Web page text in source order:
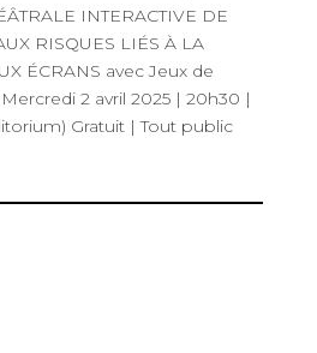
INTERACTIVE DE
RISQUES LIÉS À LA
ÉCRANS avec Jeux de
2 avril 2025 | 20h30 |
Gratuit | Tout public